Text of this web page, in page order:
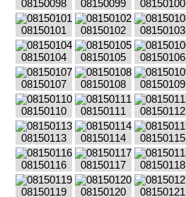
08150098 08150099 08150100
08150101 08150102 08150103
08150104 08150105 08150106
08150107 08150108 08150109
08150110 08150111 08150112
08150113 08150114 08150115
08150116 08150117 08150118
08150119 08150120 08150121